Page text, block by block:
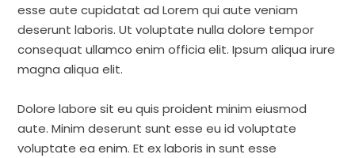
esse aute cupidatat ad Lorem qui aute veniam
deserunt laboris. Ut voluptate nulla dolore tempor
consequat ullamco enim officia elit. Ipsum aliqua irure
magna aliqua elit.
Dolore labore sit eu quis proident minim eiusmod
aute. Minim deserunt sunt esse eu id voluptate
voluptate ea enim. Et ex laboris in sunt esse